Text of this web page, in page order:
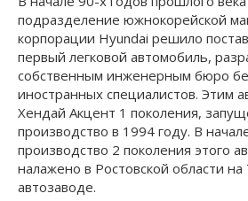
подразделение южнокорейской
корпорации Hyundai решило
первый легковой автомобиль,
собственным инженерным бюро
иностранных специалистов. Этим
Хендай Акцент 1 поколения,
производство в 1994 году. В
производство 2 поколения этого
налажено в Ростовской области на
автозаводе.